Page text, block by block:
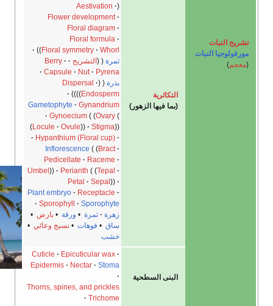
النبات
النبات
(بما فيها الزهور)
Aestivation
Flower development
Floral diagram
Floral formula
Floral symmetry
التشريح
Berry
Capsule
Nut
Dispersal
Endosperm
Gametophyte
Gynandrium
Gynoecium
Locule
Ovule
Hypanthium (Floral cup)
Inflorescence
Pedicellate
Umbel
Perianth
Petal
Plant embryo
Receptacle
Sporophyll
• ورقة•بارض •
فوهات•نسيج وعائي•
البنى السطحية
Cuticle
Epicuticular wax
Epidermis
Nectar
Thorns, spines, and prickles